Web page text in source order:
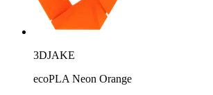
3DJAKE
ecoPLA Neon Orange